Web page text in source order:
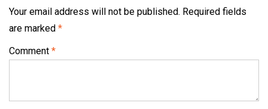
Your email address will not be published. Required fields
are marked *
Comment *